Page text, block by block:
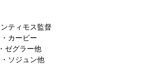
ティモス監督
カービー
ゼグラー他
ソジュン他